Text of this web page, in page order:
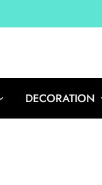
DECORATION